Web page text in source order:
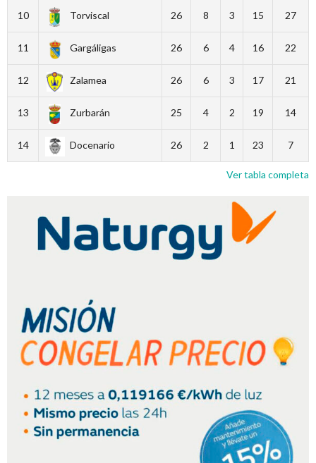
10 Torviscal 26 8 3 15 27
11 Gargáligas 26 6 4 16 22
12 Zalamea 26 6 3 17 21
13 Zurbarán 25 4 2 19 14
14 Docenario 26 2 1 23 7
Ver tabla completa